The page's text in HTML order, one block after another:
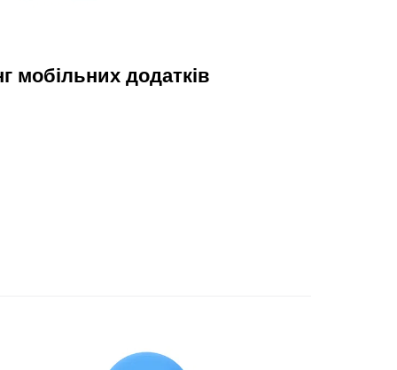
мобільних додатків